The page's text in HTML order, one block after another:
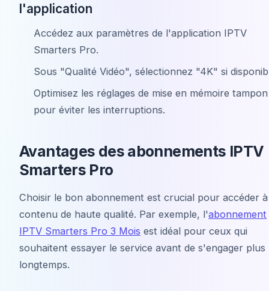
l'application
Accédez aux paramètres de l'application IPTV
Smarters Pro.
Sous "Qualité Vidéo", sélectionnez "4K" si
Optimisez les réglages de mise en mémoire tampon
pour éviter les interruptions.
Avantages des abonnements IPTV
Smarters Pro
Choisir le bon abonnement est crucial pour accéder
contenu de haute qualité. Par exemple, l'abonnement
IPTV Smarters Pro 3 Mois est idéal pour ceux qui
souhaitent essayer le service avant de s'engager plus
longtemps.